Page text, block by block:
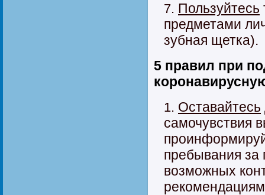
Пользуйтесь
предметами
зубная щетка).
5 правил при
Оставайтесь
самочувствия
пребывания за
возможных